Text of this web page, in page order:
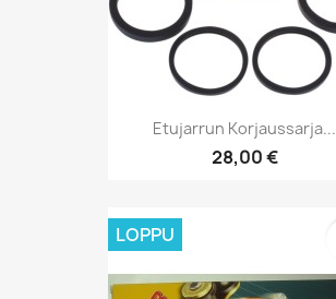
Etujarrun Korjaussarja...
28,00 €
LOPPU